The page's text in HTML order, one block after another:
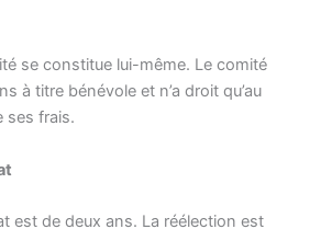
se constitue lui-même. Le comité
à titre bénévole et n’a droit qu’au
ses frais.
est de deux ans. La réélection est